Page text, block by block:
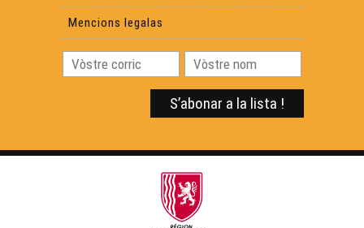
Mencions legalas